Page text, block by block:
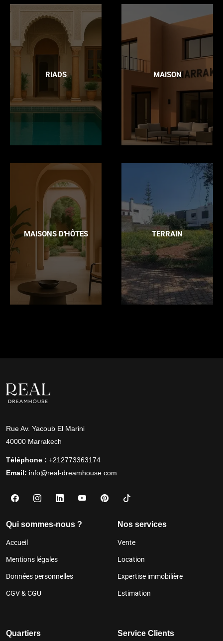
RIADS MAISON
MAISONS D'HÔTES TERRAIN
Rue Av. Yacoub El Marini
40000 Marrakech
Téléphone : +212773363174
Email: info@real-dreamhouse.com
Qui sommes-nous ?
Accueil
Mentions légales
Données personnelles
CGV & CGU
Nos services
Vente
Location
Expertise immobilière
Estimation
Quartiers Service Clients